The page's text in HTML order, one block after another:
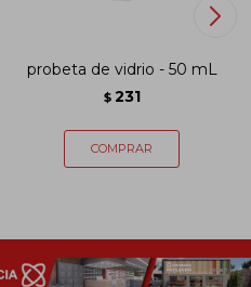
probeta de vidrio - 50 mL
$ 231